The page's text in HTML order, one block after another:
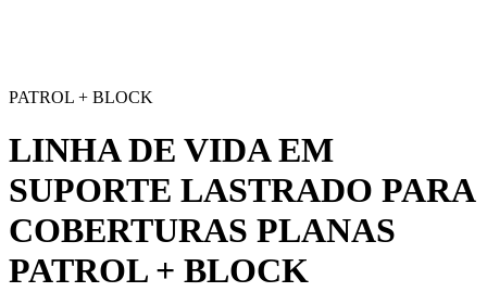
PATROL + BLOCK
LINHA DE VIDA EM
SUPORTE LASTRADO PARA
COBERTURAS PLANAS
PATROL + BLOCK